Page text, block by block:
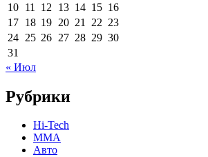
10 11 12 13 14 15 16
17 18 19 20 21 22 23
24 25 26 27 28 29 30
31
« Июл
Рубрики
Hi-Tech
MMA
Авто